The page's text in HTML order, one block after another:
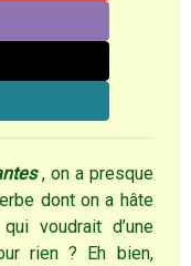
, on a presque
dont on a hâte
voudrait d’une
rien ? Eh bien,